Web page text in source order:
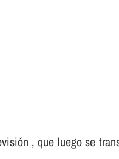
, que luego se